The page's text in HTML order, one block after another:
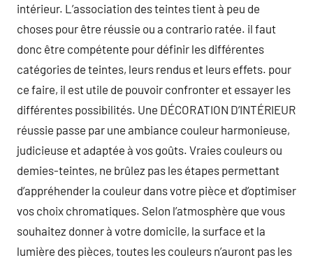
intérieur. L’association des teintes tient à peu de
choses pour être réussie ou a contrario ratée. il faut
donc être compétente pour définir les différentes
catégories de teintes, leurs rendus et leurs effets. pour
ce faire, il est utile de pouvoir confronter et essayer les
différentes possibilités. Une DÉCORATION D’INTÉRIEUR
réussie passe par une ambiance couleur harmonieuse,
judicieuse et adaptée à vos goûts. Vraies couleurs ou
demies-teintes, ne brûlez pas les étapes permettant
d’appréhender la couleur dans votre pièce et d’optimiser
vos choix chromatiques. Selon l’atmosphère que vous
souhaitez donner à votre domicile, la surface et la
lumière des pièces, toutes les couleurs n’auront pas les